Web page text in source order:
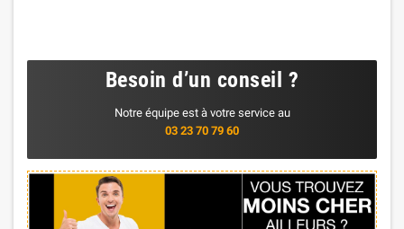
Besoin d’un conseil ?
Notre équipe est à votre service au
03 23 70 79 60